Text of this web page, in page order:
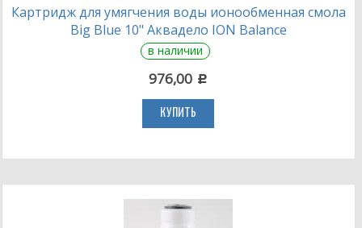
Картридж для умягчения воды ионообменная смола
Big Blue 10" Аквадело ION Balance
в наличии
976,00 c
КУПИТЬ